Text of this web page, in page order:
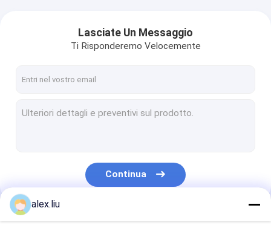
Lasciate Un Messaggio
Ti Risponderemo Velocemente
Continua
Le Nostre Categorie
alex.liu